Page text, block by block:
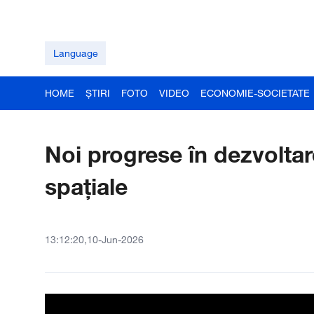
Language
HOME ȘTIRI FOTO VIDEO ECONOMIE-SOCIETATE
Noi progrese în
spațiale
13:12:20,10-Jun-2026